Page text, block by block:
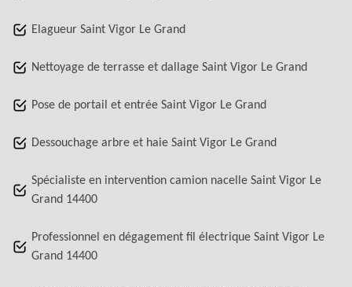
Elagueur Saint Vigor Le Grand
Nettoyage de terrasse et dallage Saint Vigor Le Grand
Pose de portail et entrée Saint Vigor Le Grand
Dessouchage arbre et haie Saint Vigor Le Grand
Spécialiste en intervention camion nacelle Saint Vigor Le
Grand 14400
Professionnel en dégagement fil électrique Saint Vigor Le
Grand 14400